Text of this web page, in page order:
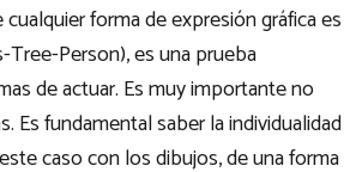
forma de expresión gráfica es
Person), es una prueba
de actuar. Es muy importante no
Es fundamental saber la individualidad
caso con los dibujos, de una forma